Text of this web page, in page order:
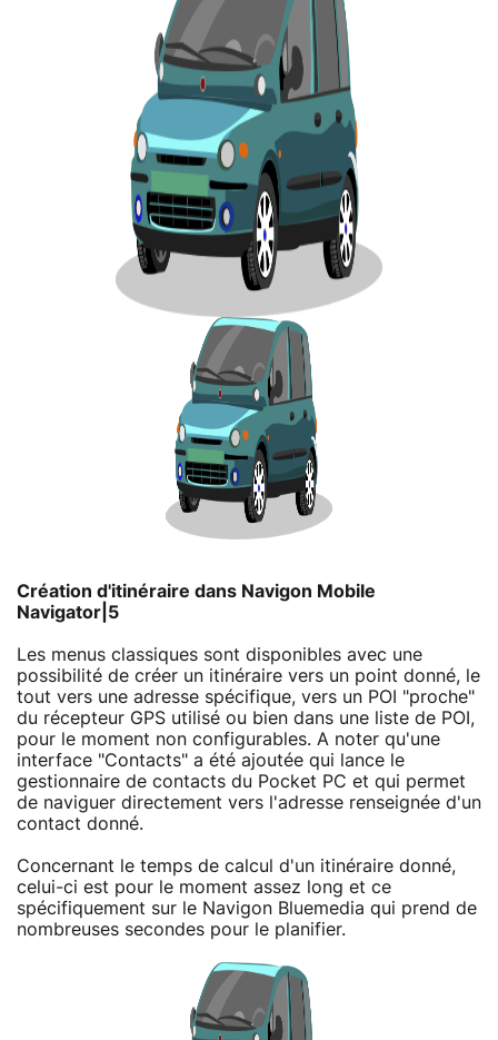
Création d'itinéraire dans Navigon Mobile
Navigator|5
Les menus classiques sont disponibles avec une
possibilité de créer un itinéraire vers un point donné, le
tout vers une adresse spécifique, vers un POI "proche"
du récepteur GPS utilisé ou bien dans une liste de POI,
pour le moment non configurables. A noter qu'une
interface "Contacts" a été ajoutée qui lance le
gestionnaire de contacts du Pocket PC et qui permet
de naviguer directement vers l'adresse renseignée d'un
contact donné.
Concernant le temps de calcul d'un itinéraire donné,
celui-ci est pour le moment assez long et ce
spécifiquement sur le Navigon Bluemedia qui prend de
nombreuses secondes pour le planifier.